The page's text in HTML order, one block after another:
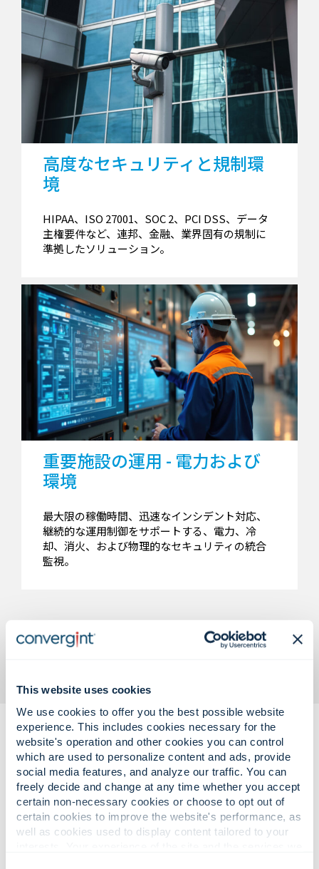
This website uses cookies
We use cookies to offer you the best possible website
experience. This includes cookies necessary for the
website's operation and other cookies you can control
which are used to personalize content and ads, provide
social media features, and analyze our traffic. You can
freely decide and change at any time whether you accept
certain non-necessary cookies or choose to opt out of
certain cookies to improve the website's performance, as
well as cookies used to display content tailored to your
高度なセキュリティと規制環
境
HIPAA、ISO 27001、SOC 2、PCI DSS、データ
主権要件など、連邦、金融、業界固有の規制に
準拠したソリューション。
重要施設の運用 - 電力および
環境
最大限の稼働時間、迅速なインシデント対応、
継続的な運用制御をサポートする、電力、冷
却、消火、および物理的なセキュリティの統合
監視。
複雑なセキュリティ課題。信頼性が
高く、